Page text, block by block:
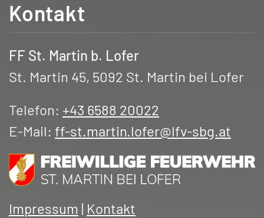
Kontakt
FF St. Martin b. Lofer
St. Martin 45, 5092 St. Martin bei Lofer
Telefon: +43 6588 20022
E-Mail: ff-st.martin.lofer@lfv-sbg.at
Impressum | Kontakt